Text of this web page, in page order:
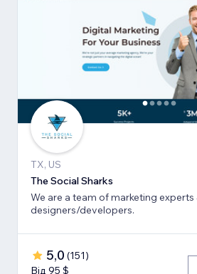
TX, US
The Social Sharks
We are a team of marketing
designers/developers.
5,0 (151)
Від 95 $